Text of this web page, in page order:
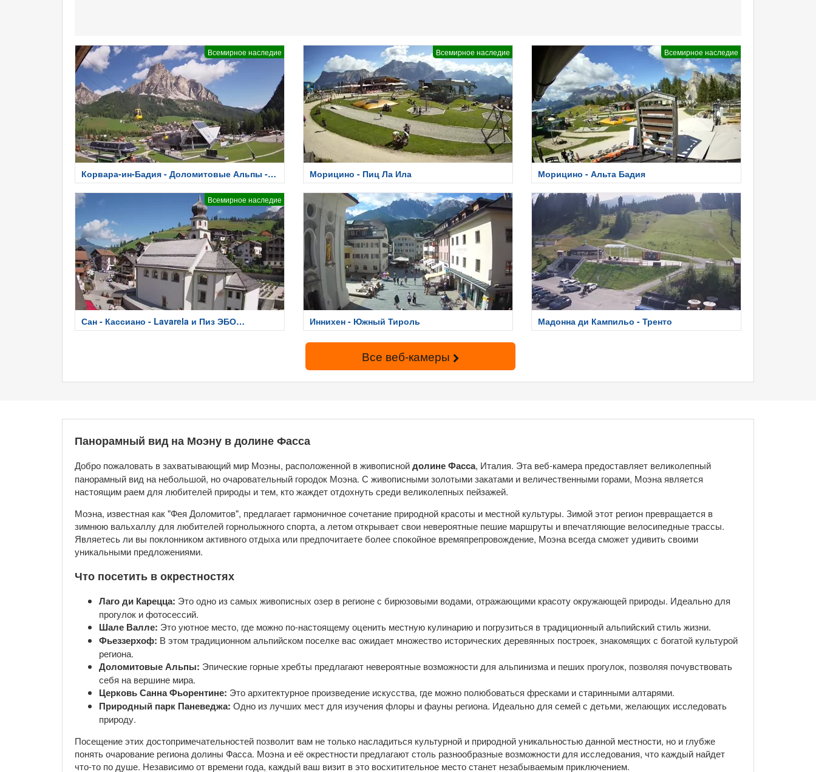
Всемирное наследие
Корвара-ин-Бадия - Доломитовые Альпы -
Погода
Всемирное наследие
Морицино - Пиц Ла Ила
Всемирное наследие
Морицино - Альта Бадия
Всемирное наследие
Сан - Кассиано - Lavarela и Пиз ЭБО
Conturines
Иннихен - Южный Тироль Мадонна ди Кампильо - Тренто
Все веб-камеры
Панорамный вид на Моэну в долине Фасса
Добро пожаловать в захватывающий мир Моэны, расположенной в живописнойдолине Фасса, Италия. Эта веб-камера предоставляет великолепный
панорамный вид на небольшой, но очаровательный городок Моэна. С живописными золотыми закатами и величественными горами, Моэна является
настоящим раем для любителей природы и тем, кто жаждет отдохнуть среди великолепных пейзажей.
Моэна, известная как "Фея Доломитов", предлагает гармоничное сочетание природной красоты и местной культуры. Зимой этот регион превращается в
зимнюю вальхаллу для любителей горнолыжного спорта, а летом открывает свои невероятные пешие маршруты и впечатляющие велосипедные трассы.
Являетесь ли вы поклонником активного отдыха или предпочитаете более спокойное времяпрепровождение, Моэна всегда сможет удивить своими
уникальными предложениями.
Что посетить в окрестностях
Лаго ди Карецца: Это одно из самых живописных озер в регионе с бирюзовыми водами, отражающими красоту окружающей природы. Идеально для
прогулок и фотосессий.
Шале Валле: Это уютное место, где можно по-настоящему оценить местную кулинарию и погрузиться в традиционный альпийский стиль жизни.
Фьеззерхоф: В этом традиционном альпийском поселке вас ожидает множество исторических деревянных построек, знакомящих с богатой культурой
региона.
Доломитовые Альпы: Эпические горные хребты предлагают невероятные возможности для альпинизма и пеших прогулок, позволяя почувствовать
себя на вершине мира.
Церковь Санна Фьорентине: Это архитектурное произведение искусства, где можно полюбоваться фресками и старинными алтарями.
Природный парк Паневеджа: Одно из лучших мест для изучения флоры и фауны региона. Идеально для семей с детьми, желающих исследовать
природу.
Посещение этих достопримечательностей позволит вам не только насладиться культурной и природной уникальностью данной местности, но и глубже
понять очарование региона долины Фасса. Моэна и её окрестности предлагают столь разнообразные возможности для исследования, что каждый найдет
что-то по душе. Независимо от времени года, каждый ваш визит в это восхитительное место станет незабываемым приключением.